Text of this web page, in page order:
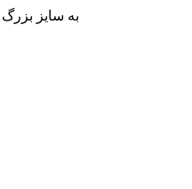
به سایز